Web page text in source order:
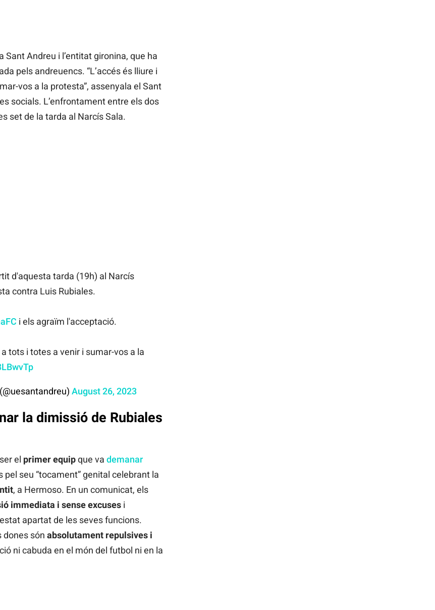
Andreu i l’entitat gironina, que ha
pels andreuencs. “L’accés és lliure i
vos a la protesta”, assenyala el Sant
socials. L’enfrontament entre els dos
set de la tarda al Narcís Sala.
d'aquesta tarda (19h) al Narcís
contra Luis Rubiales.
i els agraïm l'acceptació.
tots i totes a venir i sumar-vos a la
August 26, 2023
la dimissió de Rubiales
el primer equipque va demanar
pel seu “tocament” genital celebrant la
, a Hermoso. En un comunicat, els
immediata i sense excusesi
apartat de les seves funcions.
dones són absolutament repulsives i
ni cabuda en el món del futbol ni en la